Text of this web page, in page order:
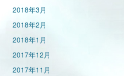
2018年3月
2018年2月
2018年1月
2017年12月
2017年11月